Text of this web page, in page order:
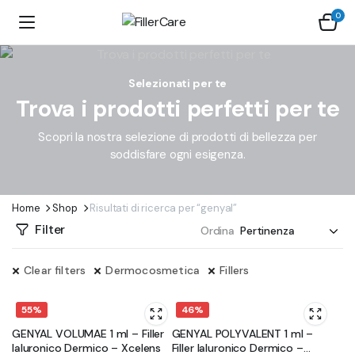
0
Selezionati per te
Trova i prodotti perfetti per te
Scopri la nostra selezione di prodotti di bellezza per
soddisfare ogni esigenza.
Home Shop Risultati di ricerca per “genyal”
Filter Ordina
Clear filters Dermocosmetica Fillers
55%
GENYAL VOLUMAE 1 ml – Filler
Ialuronico Dermico – Xcelens
46%
GENYAL POLYVALENT 1 ml –
Filler Ialuronico Dermico –